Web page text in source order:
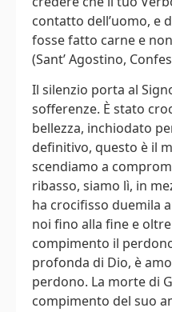
contatto dell’uomo, e
fosse fatto carne e
(Sant’ Agostino,
Il silenzio porta al
sofferenze. È stato
bellezza, inchiodato
definitivo, questo è il
scendiamo a
ribasso, siamo lì, in
ha crocifisso duemila
noi fino alla fine e
compimento il
profonda di Dio, è
perdono. La morte di
compimento del suo